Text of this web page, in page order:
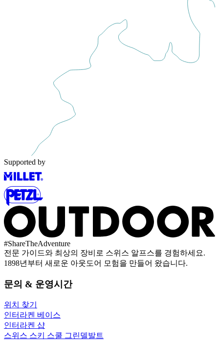
Supported by
#ShareTheAdventure
전문 가이드와 최상의 장비로 스위스 알프스를 경험하세요.
1898년부터 새로운 아웃도어 모험을 만들어 왔습니다.
문의 & 운영시간
위치 찾기
인터라켄 베이스
인터라켄 샵
스위스 스키 스쿨 그린델발트